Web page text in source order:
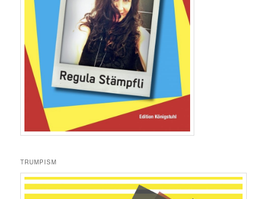
TRUMPISM